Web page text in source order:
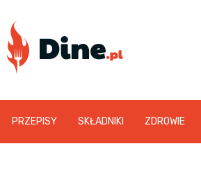
www.dine.pl
PRZEPISY SKŁADNIKI ZDROWIE